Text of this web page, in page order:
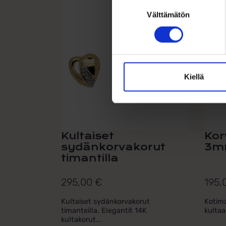
Välttämätön
Kiellä
Kultaiset
sydänkorvakorut
timantilla
295,00 €
Kultaiset sydänkorvakorut
timanteilla. Elegantit 14K
kultakorut...